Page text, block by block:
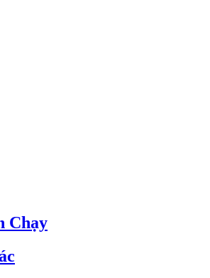
Chạy